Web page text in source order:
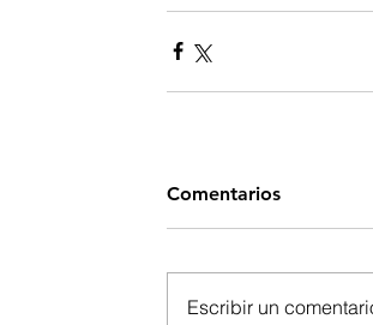
Comentarios
Escribir un